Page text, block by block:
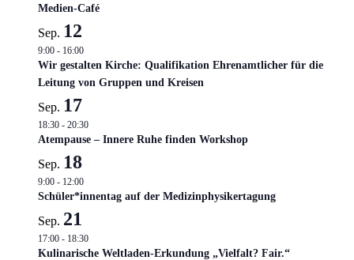
Medien-Café
Sep. 12
9:00 - 16:00
Wir gestalten Kirche: Qualifikation Ehrenamtlicher für die
Leitung von Gruppen und Kreisen
Sep. 17
18:30 - 20:30
Atempause – Innere Ruhe finden Workshop
Sep. 18
9:00 - 12:00
Schüler*innentag auf der Medizinphysikertagung
Sep. 21
17:00 - 18:30
Kulinarische Weltladen-Erkundung „Vielfalt? Fair.“